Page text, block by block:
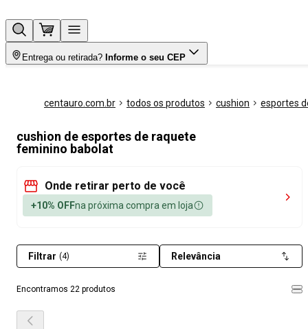
Entrega ou retirada? Informe o seu CEP
centauro.com.br todos os produtos cushion esportes
cushion de esportes de raquete
feminino babolat
Onde retirar perto de você
+10% OFFna próxima compra em loja
Encontramos 22 produtos
Filtrar (4) Relevância